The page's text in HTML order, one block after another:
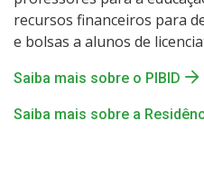
recursos financeiros para
e bolsas a alunos de
Saiba mais sobre o PIBID
Saiba mais sobre a